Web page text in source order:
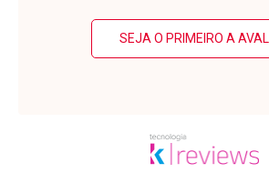
SEJA O PRIMEIRO A